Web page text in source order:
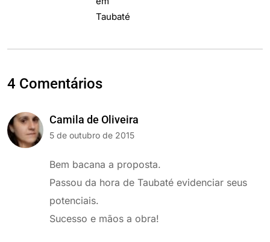
4 Comentários
Camila de Oliveira
5 de outubro de 2015
Bem bacana a proposta.
Passou da hora de Taubaté evidenciar seus
potenciais.
Sucesso e mãos a obra!